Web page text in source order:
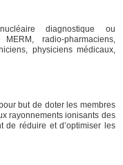
diagnostique ou
radio-pharmaciens,
physiciens médicaux,
but de doter les membres
rayonnements ionisants des
de réduire et d’optimiser les